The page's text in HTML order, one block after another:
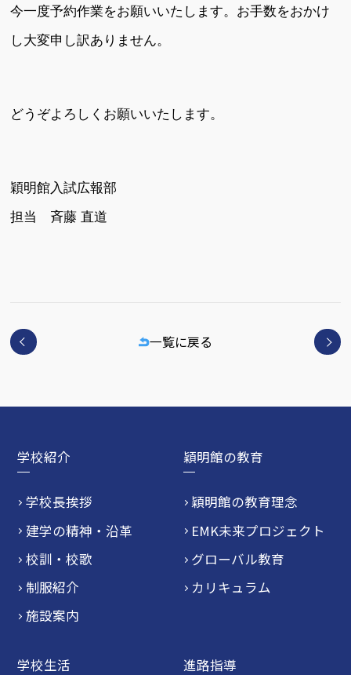
今一度予約作業をお願いいたします。お手数をおかけ
し大変申し訳ありません。
どうぞよろしくお願いいたします。
穎明館入試広報部
担当 斉藤 直道
一覧に戻る
学校紹介
学校長挨拶
建学の精神・沿革
校訓・校歌
制服紹介
施設案内
穎明館の教育
穎明館の教育理念
EMK未来プロジェクト
グローバル教育
カリキュラム
学校生活 進路指導